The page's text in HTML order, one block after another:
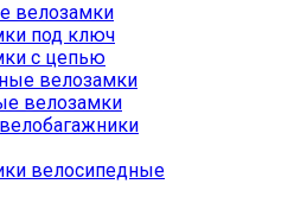
велозамки
под ключ
с цепью
велозамки
велозамки
велосипедные